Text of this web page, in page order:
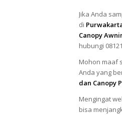
Jika Anda
di
Canopy
hubungi
Mohon maaf
Anda yang
dan Canopy
Mengingat
bisa